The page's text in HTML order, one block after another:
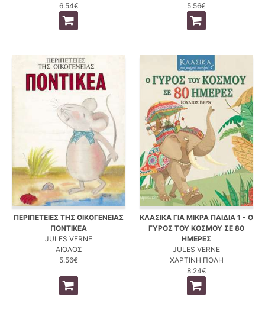
6.54€
5.56€
ΠΕΡΙΠΕΤΕΙΕΣ ΤΗΣ ΟΙΚΟΓΕΝΕΙΑΣ
ΠΟΝΤΙΚΕΑ
JULES VERNE
ΑΙΟΛΟΣ
5.56€
ΚΛΑΣΙΚΑ ΓΙΑ ΜΙΚΡΑ ΠΑΙΔΙΑ 1 - Ο
ΓΥΡΟΣ ΤΟΥ ΚΟΣΜΟΥ ΣΕ 80
ΗΜΕΡΕΣ
JULES VERNE
ΧΑΡΤΙΝΗ ΠΟΛΗ
8.24€